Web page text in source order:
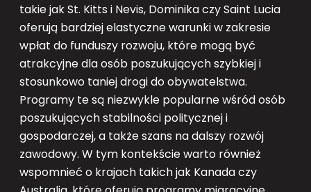
takie jak St. Kitts i Nevis, Dominika czy Saint Lucia
oferują bardziej elastyczne warunki w zakresie
wpłat do funduszy rozwoju, które mogą być
atrakcyjne dla osób poszukujących szybkiej i
stosunkowo taniej drogi do obywatelstwa.
Programy te są niezwykle popularne wśród osób
poszukujących stabilności politycznej i
gospodarczej, a także szans na dalszy rozwój
zawodowy. W tym kontekście warto również
wspomnieć o krajach takich jak Kanada czy